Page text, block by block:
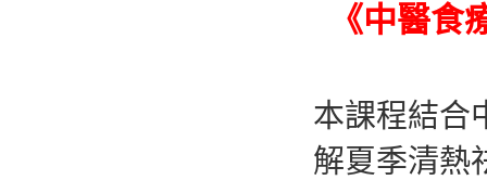
《中醫
本課程結合
解夏季清熱